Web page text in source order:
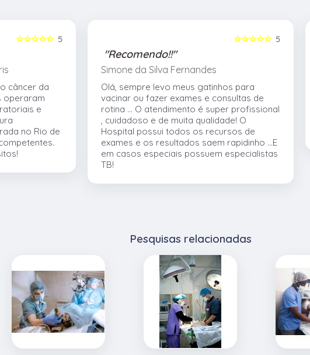
5
☆☆☆☆☆
câncer da
operaram
e
no Rio de
5
☆☆☆☆☆
"Recomendo!!"
Simone da Silva Fernandes
Olá, sempre levo meus gatinhos para
vacinar ou fazer exames e consultas de
rotina ... O atendimento é super profissional
, cuidadoso e de muita qualidade! O
Hospital possui todos os recursos de
exames e os resultados saem rapidinho ...E
em casos especiais possuem especialistas
TB!
Pesquisas relacionadas